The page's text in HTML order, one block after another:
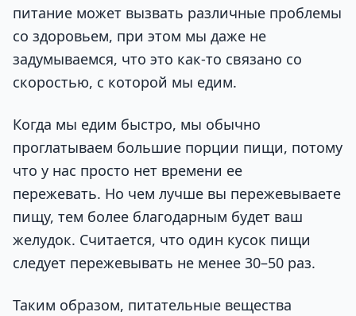
питание может вызвать различные проблемы
со здоровьем, при этом мы даже не
задумываемся, что это как-то связано со
скоростью, с которой мы едим.
Когда мы едим быстро, мы обычно
проглатываем большие порции пищи, потому
что у нас просто нет времени ее
пережевать. Но чем лучше вы пережевываете
пищу, тем более благодарным будет ваш
желудок. Считается, что один кусок пищи
следует пережевывать не менее 30–50 раз.
Таким образом, питательные вещества